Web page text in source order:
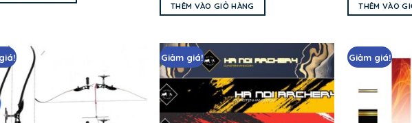
THÊM VÀO GIỎ HÀNG THÊM VÀO
to
wishlist
Giảm giá!
Add
to
wishlist
Giảm giá!